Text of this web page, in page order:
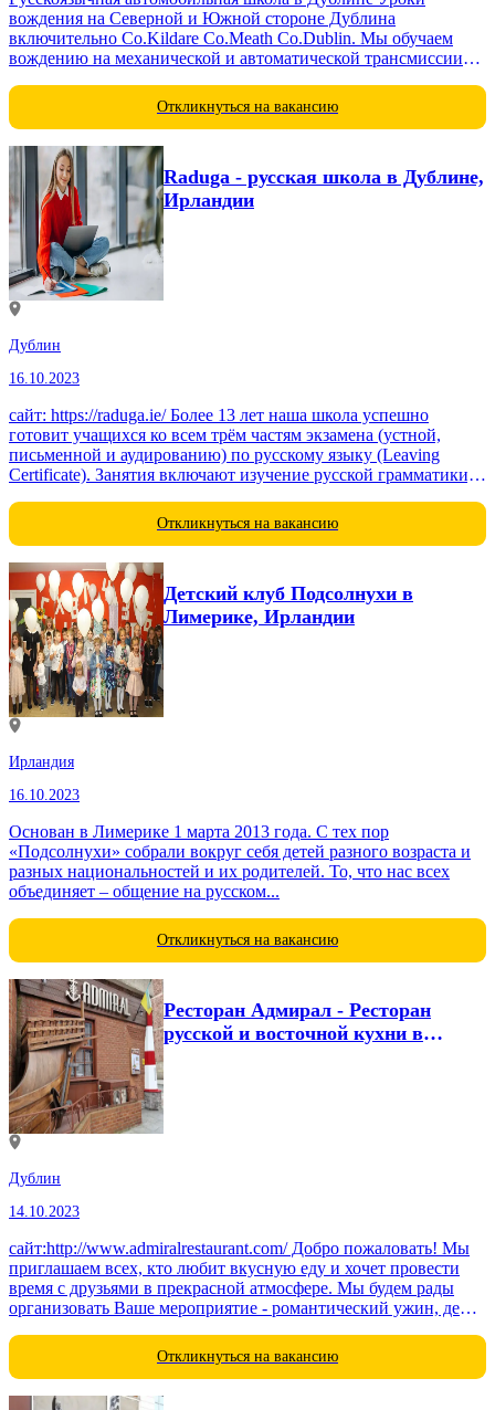
вождения на Северной и Южной стороне Дублина
включительно Co.Kildare Co.Meath Co.Dublin. Мы обучаем
вождению на механической и автоматической трансмиссии
Откликнуться на вакансию
Raduga - русская школа в Дублине,
Ирландии
Дублин
16.10.2023
сайт: https://raduga.ie/ Более 13 лет наша школа успешно
готовит учащихся ко всем трём частям экзамена (устной,
письменной и аудированию) по русскому языку (Leaving
Certificate). Занятия включают изучение русской грамматики,
Откликнуться на вакансию
Детский клуб Подсолнухи в
Лимерике, Ирландии
Ирландия
16.10.2023
Основан в Лимерике 1 марта 2013 года. С тех пор
«Подсолнухи» собрали вокруг себя детей разного возраста и
разных национальностей и их родителей. То, что нас всех
объединяет – общение на русском...
Откликнуться на вакансию
Ресторан Адмирал - Ресторан
русской и восточной кухни в
Дублин
14.10.2023
сайт:http://www.admiralrestaurant.com/ Добро пожаловать! Мы
приглашаем всех, кто любит вкусную еду и хочет провести
время с друзьями в прекрасной атмосфере. Мы будем рады
организовать Ваше мероприятие - романтический ужин, день
Откликнуться на вакансию